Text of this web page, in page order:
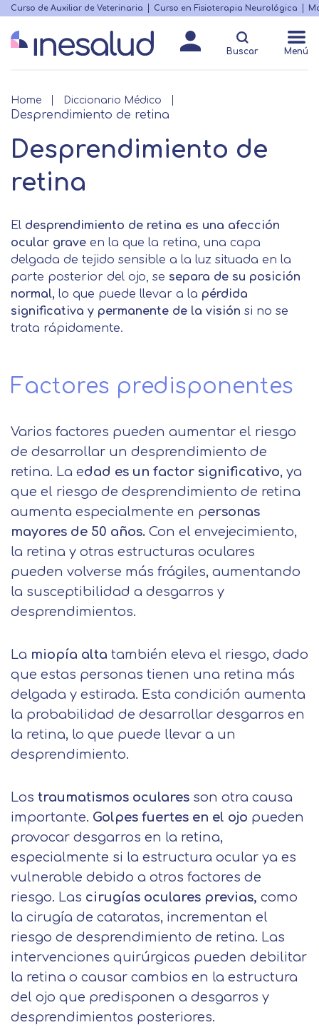
Skip
main
content
Menú
destacado
Curso de Auxiliar de Veterinaria Curso en Fisioterapia Neurológica
Buscar Menú
Breadcrumb
Home Diccionario Médico
Desprendimiento de retina
Desprendimiento de
retina
El desprendimiento de retina es una afección
ocular grave en la que la retina, una capa
delgada de tejido sensible a la luz situada en la
parte posterior del ojo, se separa de su posición
normal, lo que puede llevar a la pérdida
significativa y permanente de la visión si no se
trata rápidamente.
Factores predisponentes
Varios factores pueden aumentar el riesgo
de desarrollar un desprendimiento de
retina. La edad es un factor significativo, ya
que el riesgo de desprendimiento de retina
aumenta especialmente en personas
mayores de 50 años. Con el envejecimiento,
la retina y otras estructuras oculares
pueden volverse más frágiles, aumentando
la susceptibilidad a desgarros y
desprendimientos.
La miopía alta también eleva el riesgo, dado
que estas personas tienen una retina más
delgada y estirada. Esta condición aumenta
la probabilidad de desarrollar desgarros en
la retina, lo que puede llevar a un
desprendimiento.
Los traumatismos oculares son otra causa
importante. Golpes fuertes en el ojo pueden
provocar desgarros en la retina,
especialmente si la estructura ocular ya es
vulnerable debido a otros factores de
riesgo. Las cirugías oculares previas, como
la cirugía de cataratas, incrementan el
riesgo de desprendimiento de retina. Las
intervenciones quirúrgicas pueden debilitar
la retina o causar cambios en la estructura
del ojo que predisponen a desgarros y
desprendimientos posteriores.
Matricularme